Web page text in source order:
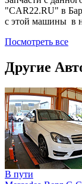
"CAR22.RU" в
с этой машины в
Посмотреть все
Другие
В пути